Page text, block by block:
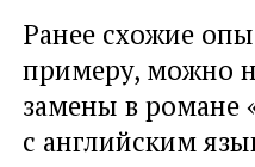
Ранее схожие
примеру, можно
замены в романе
с английским